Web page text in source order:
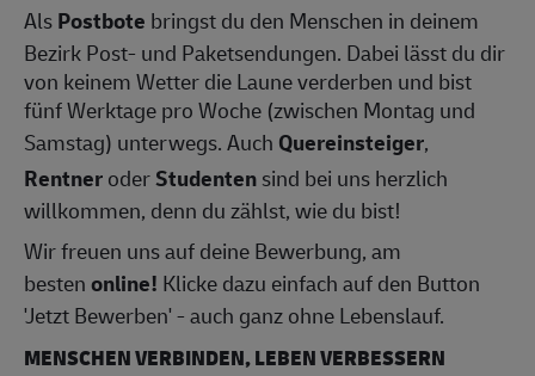
AlsPostbote bringst du den Menschen in deinem
Bezirk Post- und Paketsendungen. Dabei lässt du dir
von keinem Wetter die Laune verderben und bist
fünf Werktage pro Woche (zwischen Montag und
Samstag) unterwegs. Auch Quereinsteiger,
RentneroderStudentensind bei uns herzlich
willkommen, denn du zählst, wie du bist!
Wir freuen uns auf deine Bewerbung, am
bestenonline! Klicke dazu einfach auf den Button
'Jetzt Bewerben' - auch ganz ohne Lebenslauf.
MENSCHEN VERBINDEN, LEBEN VERBESSERN